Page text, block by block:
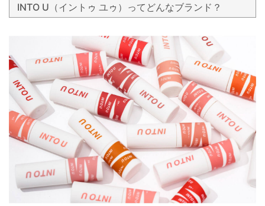
INTO U（イントゥ ユゥ）ってどんなブランド？